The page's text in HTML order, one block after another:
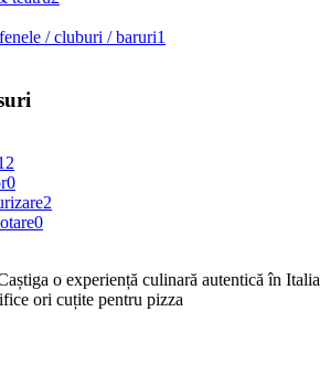
/ cluburi / baruri1
0
2
0
o experiență culinară autentică în Italia
ori cuțite pentru pizza